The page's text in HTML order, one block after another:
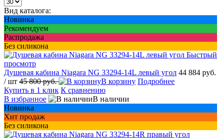
Вид каталога:
Новинка
Рекомендуем
Распродажа
Без силикона
Быстрый
просмотр
Душевая кабина Niagara NG 33294-14L левый угол 44 884 руб.
/ шт 45 800 руб. В корзину Подробнее
Купить в 1 клик К сравнению
В избранное
В наличии
Новинка
Хит продаж
Без силикона